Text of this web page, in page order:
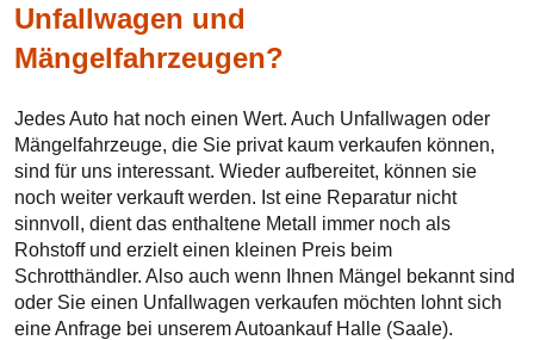
Unfallwagen und
Mängelfahrzeugen?
Jedes Auto hat noch einen Wert. Auch Unfallwagen oder
Mängelfahrzeuge, die Sie privat kaum verkaufen können,
sind für uns interessant. Wieder aufbereitet, können sie
noch weiter verkauft werden. Ist eine Reparatur nicht
sinnvoll, dient das enthaltene Metall immer noch als
Rohstoff und erzielt einen kleinen Preis beim
Schrotthändler. Also auch wenn Ihnen Mängel bekannt sind
oder Sie einen Unfallwagen verkaufen möchten lohnt sich
eine Anfrage bei unserem Autoankauf Halle (Saale).